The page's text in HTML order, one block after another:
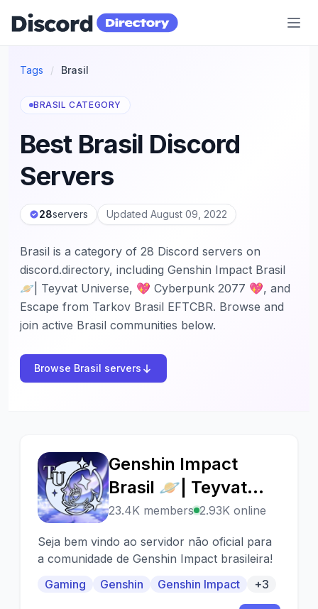
Discord Directory
Tags / Brasil
BRASIL CATEGORY
Best Brasil Discord
Servers
28servers Updated August 09, 2022
Brasil is a category of 28 Discord servers on
discord.directory, including Genshin Impact Brasil
🪐| Teyvat Universe, 💖 Cyberpunk 2077 💖, and
Escape from Tarkov Brasil EFTCBR. Browse and
join active Brasil communities below.
Browse Brasil servers
G
Genshin Impact
Brasil 🪐| Teyvat
Universe
23.4K members 2.93K online
Seja bem vindo ao servidor não oficial para
a comunidade de Genshin Impact brasileira!
Gaming
Genshin Genshin Impact +3